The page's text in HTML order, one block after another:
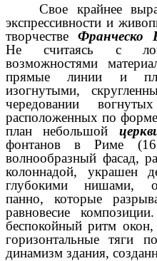
Свое крайнее
экспрессивности и
творчестве Франческо
Не считаясь с
возможностями
прямые линии и
изогнутыми,
чередовании
расположенных по
план небольшой
фонтанов в Риме
волнообразный фасад,
колоннадой, украшен
глубокими нишами,
панно, которые
равновесие
беспокойный ритм
горизонтальные тяги
динамизм здания,